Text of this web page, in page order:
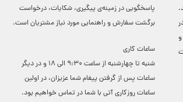
پاسخگویی در زمینه‌ی پیگیری، شکایات، درخواست
برگشت سفارش و راهنمایی مورد نیاز مشتریان است.
ساعات کاری
شنبه تا چهارشنبه از ساعت 9:30 الی 18 و در دیگر
ساعات ‌پس از گرفتن پیغام شما عزیزان، در اولین
ساعات روزکاری آتی با شما در تماس خواهیم بود.